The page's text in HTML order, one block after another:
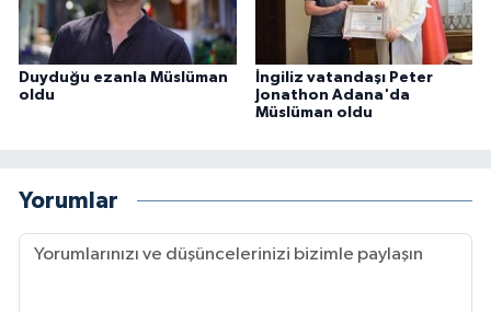
Duyduğu ezanla Müslüman
oldu
İngiliz vatandaşı Peter
Jonathon Adana'da
Müslüman oldu
Yorumlar
Konya Müftülüğü
Manisa Müftülüğü
Mardin Müftülüğü